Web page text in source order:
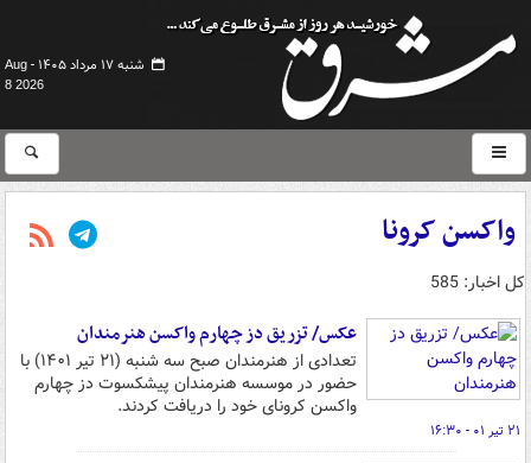
شنبه ۱۷ مرداد ۱۴۰۵ -
Aug
8 2026
واکسن کرونا
کل اخبار: 585
عکس/ تزریق دز چهارم واکسن هنرمندان
تعدادی از هنرمندان صبح سه شنبه (۲۱ تیر ۱۴۰۱) با
حضور در موسسه هنرمندان پیشکسوت دز چهارم
واکسن کرونای خود را دریافت کردند.
۲۱ تیر ۰۱ - ۱۶:۳۰